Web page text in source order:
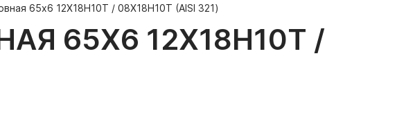
65х6 12Х18Н10Т / 08Х18Н10Т (AISI 321)
65Х6 12Х18Н10Т /